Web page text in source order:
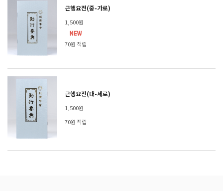
근행요전(중-가로)
1,500원
70원 적립
근행요전(대-세로)
1,500원
70원 적립